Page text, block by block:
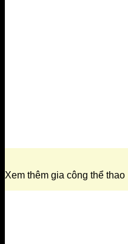
Xem thêm gia công thể thao